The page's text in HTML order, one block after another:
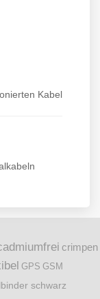
Kabel
crimpen
GPS GSM
schwarz